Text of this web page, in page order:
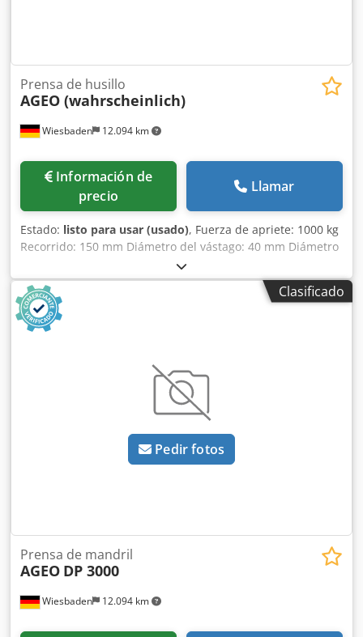
Wiesbaden 12.094 km
Prensa de husillo
AGEO (wahrscheinlich)
Información de
precio
Llamar
Estado: listo para usar (usado), Fuerza de apriete: 1000 kg
Recorrido: 150 mm Diámetro del vástago: 40 mm Diámetro
de la mesa: 170 mm Altura de instalación: 300 mm Espacio
necesario: 420 x 380 x 1500 mm Dcsdpfx Aijzi A Tpo Rok
Clasificado
Pedir fotos
Wiesbaden 12.094 km
Prensa de mandril
AGEO DP 3000